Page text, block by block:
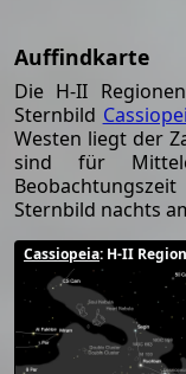
Auffindkarte
Die H-II
Sternbild
Westen liegt der
sind für
Sternbild nachts
Cassiopeia: H-II